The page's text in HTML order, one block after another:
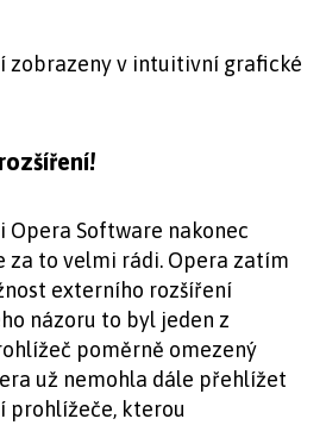
zobrazeny v intuitivní grafické
Opera Software nakonec
za to velmi rádi. Opera zatím
externího rozšíření
názoru to byl jeden z
poměrně omezený
už nemohla dále přehlížet
prohlížeče, kterou